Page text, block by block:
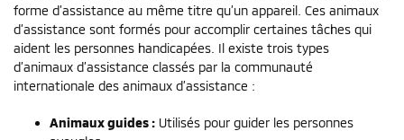
forme d’assistance au même titre qu’un appareil. Ces animaux
d’assistance sont formés pour accomplir certaines tâches qui
aident les personnes handicapées. Il existe trois types
d’animaux d’assistance classés par la communauté
internationale des animaux d’assistance :
Animaux guides : Utilisés pour guider les personnes